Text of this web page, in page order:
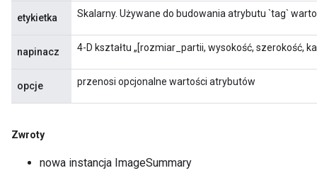
etykietka Skalarny. Używane do budowania atrybutu `tag`
napinacz 4-D kształtu „[rozmiar_partii, wysokość, szerokość,
opcje przenosi opcjonalne wartości atrybutów
Zwroty
nowa instancja ImageSummary